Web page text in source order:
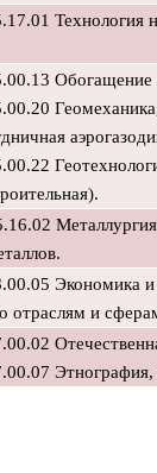
Технология
Обогащение
Экономика
отраслям и
Этнография,